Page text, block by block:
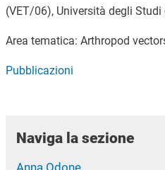
(VET/06), Università degli Studi
Area tematica: Arthropod
Pubblicazioni
Naviga la sezione